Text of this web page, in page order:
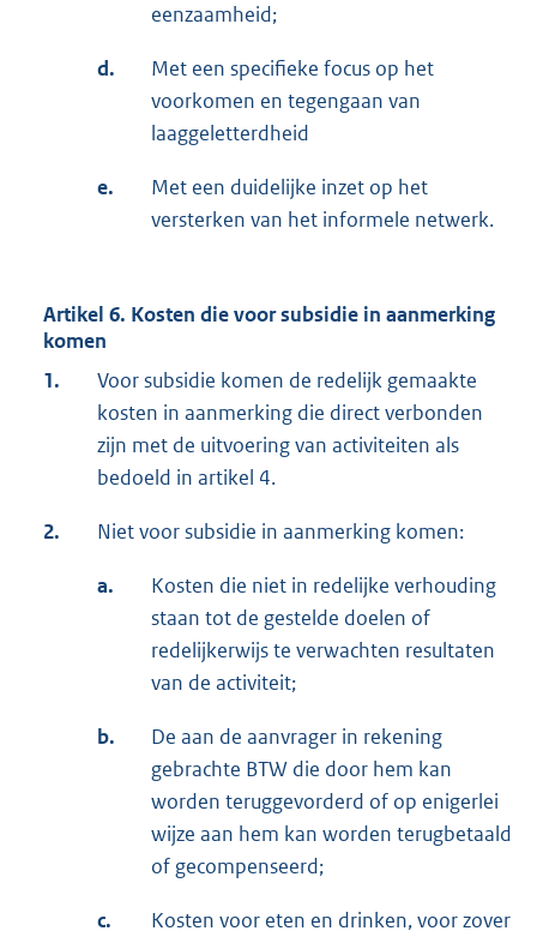
eenzaamheid;
d.
Met een specifieke focus op het
voorkomen en tegengaan van
laaggeletterdheid
e.
Met een duidelijke inzet op het
versterken van het informele netwerk.
Artikel 6. Kosten die voor subsidie in aanmerking
komen
1.
Voor subsidie komen de redelijk gemaakte
kosten in aanmerking die direct verbonden
zijn met de uitvoering van activiteiten als
bedoeld in artikel 4.
2. Niet voor subsidie in aanmerking komen:
a.
Kosten die niet in redelijke verhouding
staan tot de gestelde doelen of
redelijkerwijs te verwachten resultaten
van de activiteit;
b.
De aan de aanvrager in rekening
gebrachte BTW die door hem kan
worden teruggevorderd of op enigerlei
wijze aan hem kan worden terugbetaald
of gecompenseerd;
c.
Kosten voor eten en drinken, voor zover